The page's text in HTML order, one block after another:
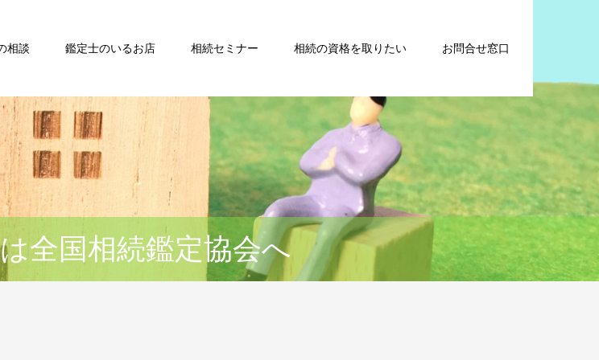
相談 鑑定士のいるお店 相続セミナー 相続の資格を取りたい お問合せ窓口
全国相続鑑定協会へ